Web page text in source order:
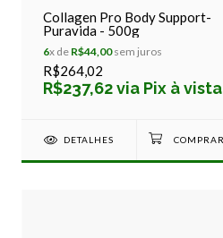
Collagen Pro Body Support-
Puravida - 500g
6x de R$44,00sem juros
R$264,02
R$237,62 via Pix à vista
DETALHES